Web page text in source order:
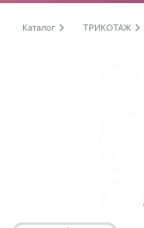
Каталог ТРИКОТАЖ